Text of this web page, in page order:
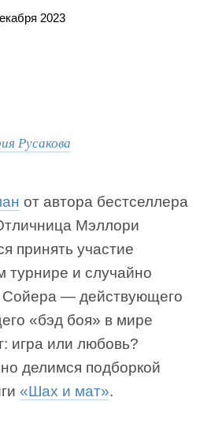
2023
Русакова
от автора бестселлера
Мэллори
принять участие
турнире и случайно
— действующего
«бэд боя» в мире
игра или любовь?
делимся подборкой
«Шах и мат».